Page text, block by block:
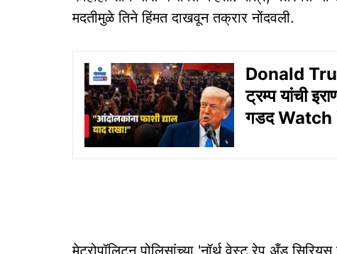
मदतीमुळे तिने हिंमत दाखवून तक्रार नोंदवली.
Donald
ट्रम्प यांची
गडद
मेट्रोपॉलिटन पोलिसांच्या 'नॉर्थ वेस्ट रेप अँड